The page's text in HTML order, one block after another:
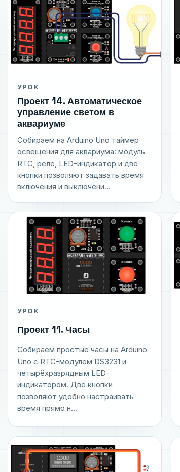
УРОК
Проект 14. Автоматическое
управление светом в
аквариуме
Собираем на Arduino Uno таймер
освещения для аквариума: модуль
RTC, реле, LED-индикатор и две
кнопки позволяют задавать время
включения и выключени...
УРОК
Проект 11. Часы
Собираем простые часы на Arduino
Uno с RTC-модулем DS3231 и
четырёхразрядным LED-
индикатором. Две кнопки
позволяют удобно настраивать
время прямо н...